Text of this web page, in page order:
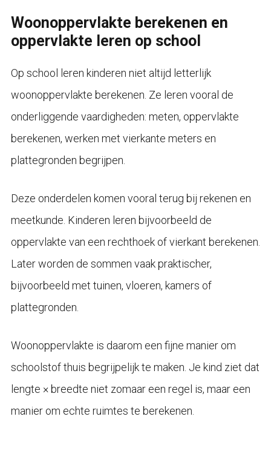
Woonoppervlakte berekenen en
oppervlakte leren op school
Op school leren kinderen niet altijd letterlijk
woonoppervlakte berekenen. Ze leren vooral de
onderliggende vaardigheden: meten, oppervlakte
berekenen, werken met vierkante meters en
plattegronden begrijpen.
Deze onderdelen komen vooral terug bij rekenen en
meetkunde. Kinderen leren bijvoorbeeld de
oppervlakte van een rechthoek of vierkant berekenen.
Later worden de sommen vaak praktischer,
bijvoorbeeld met tuinen, vloeren, kamers of
plattegronden.
Woonoppervlakte is daarom een fijne manier om
schoolstof thuis begrijpelijk te maken. Je kind ziet dat
lengte × breedte niet zomaar een regel is, maar een
manier om echte ruimtes te berekenen.